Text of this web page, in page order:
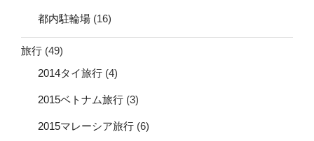
都内駐輪場 (16)
旅行 (49)
2014タイ旅行 (4)
2015ベトナム旅行 (3)
2015マレーシア旅行 (6)